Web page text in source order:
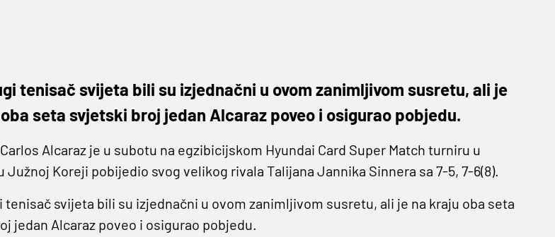
tenisač svijeta bili su izjednačni u ovom zanimljivom susretu, ali je
seta svjetski broj jedan Alcaraz poveo i osigurao pobjedu.
Alcaraz je u subotu na egzibicijskom Hyundai Card Super Match turniru u
Južnoj Koreji pobijedio svog velikog rivala Talijana Jannika Sinnera sa 7-5, 7-6(8).
tenisač svijeta bili su izjednačni u ovom zanimljivom susretu, ali je na kraju oba seta
jedan Alcaraz poveo i osigurao pobjedu.